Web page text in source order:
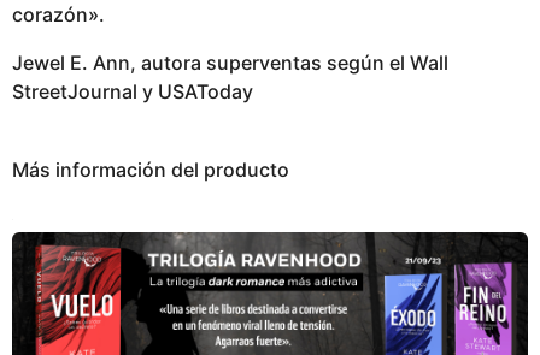
corazón».
Jewel E. Ann, autora superventas según el Wall
StreetJournal y USAToday
Más información del producto